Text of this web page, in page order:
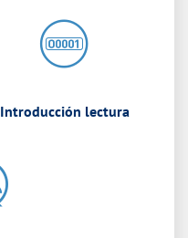
Introducción lectura